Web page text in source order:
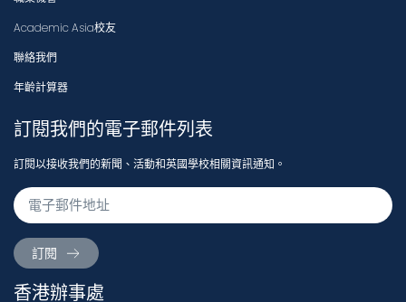
Academic Asia校友
聯絡我們
年齡計算器
訂閱我們的電子郵件列表
訂閱以接收我們的新聞、活動和英國學校相關資訊通知。
訂閱
香港辦事處